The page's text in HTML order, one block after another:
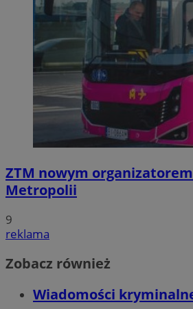
ZTM nowym
Metropolii
9
reklama
Zobacz również
Wiadomości